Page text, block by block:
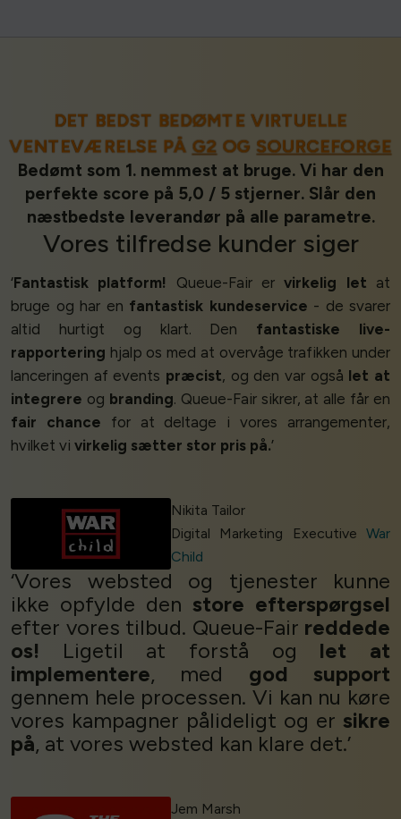
DET BEDST BEDØMTE VIRTUELLE
VENTEVÆRELSE PÅ G2OG SOURCEFORGE
Bedømt som 1. nemmest at bruge. Vi har den
perfekte score på 5,0 / 5 stjerner. Slår den
næstbedste leverandør på alle parametre.
Vores tilfredse kunder siger
‘Fantastisk platform! Queue-Fair ervirkelig let at
bruge og har en fantastisk kundeservice - de svarer
altid hurtigt og klart. Den fantastiske live-
rapportering hjalp os med at overvåge trafikken under
lanceringen af events præcist, og den var også let at
integrere og branding. Queue-Fair sikrer, at alle får en
fair chance for at deltage i vores arrangementer,
hvilket vi virkelig sætter stor pris på.’
Nikita Tailor
Digital Marketing Executive War
Child
‘Vores websted og tjenester kunne
ikke opfylde den store efterspørgsel
efter vores tilbud. Queue-Fair reddede
os! Ligetil at forstå og let at
implementere, med god support
gennem hele processen. Vi kan nu køre
vores kampagner pålideligt og er sikre
på, at vores websted kan klare det.’
Jem Marsh